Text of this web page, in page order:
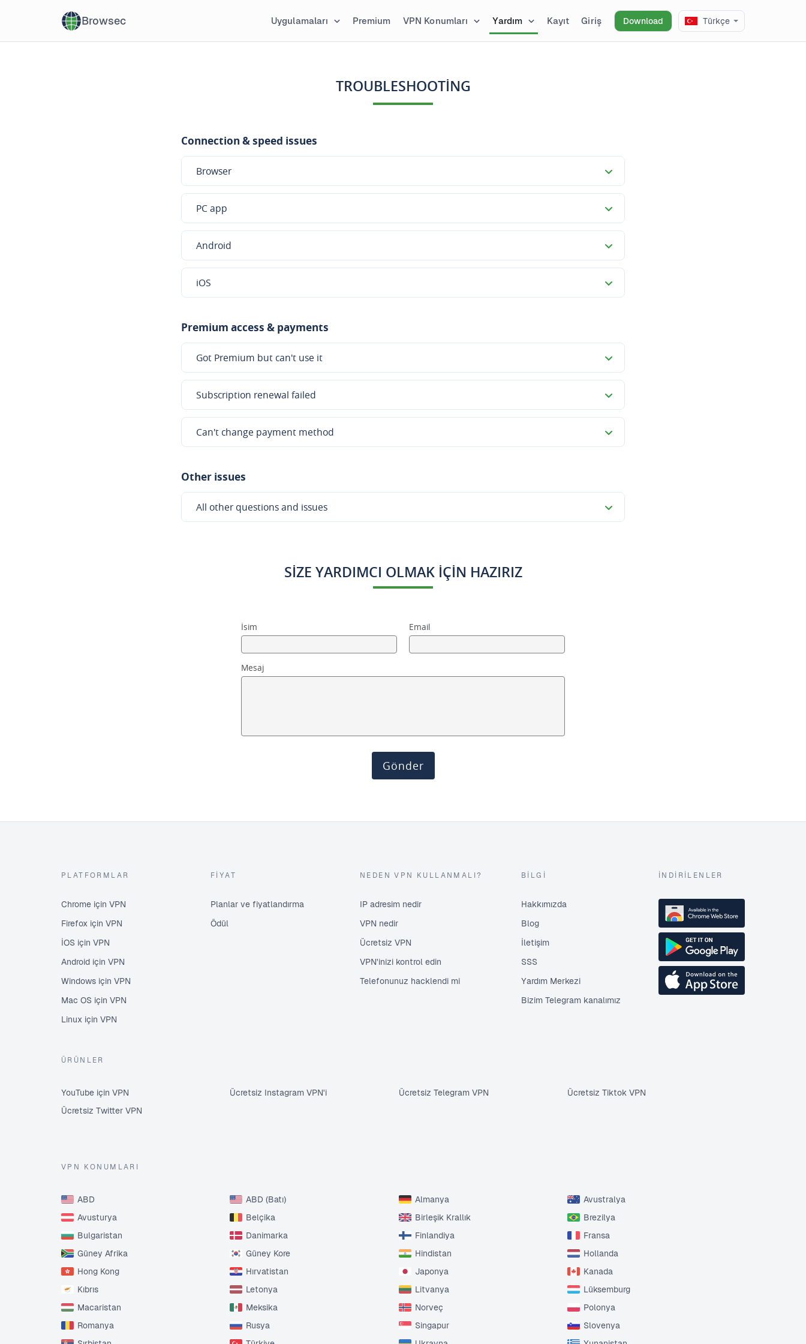
Browsec Uygulamaları Premium VPN Konumları Yardım Kayıt Giriş Download Türkçe
TROUBLESHOOTING
Connection & speed issues
Browser
PC app
Android
iOS
Premium access & payments
Got Premium but can't use it
Subscription renewal failed
Can't change payment method
Other issues
All other questions and issues
SIZE YARDIMCI OLMAK IÇIN HAZIRIZ
İsim Email
Mesaj
Gönder
PLATFORMLAR
Chrome için VPN
Firefox için VPN
İOS için VPN
Android için VPN
Windows için VPN
Mac OS için VPN
Linux için VPN
FIYAT
Planlar ve fiyatlandırma
Ödül
NEDEN VPN KULLANMALI?
IP adresim nedir
VPN nedir
Ücretsiz VPN
VPN'inizi kontrol edin
Telefonunuz hacklendi mi
BILGI
Hakkımızda
Blog
İletişim
SSS
Yardım Merkezi
Bizim Telegram kanalımız
İNDIRILENLER
ÜRÜNLER
YouTube için VPN Ücretsiz Instagram VPN'i Ücretsiz Telegram VPN
Ücretsiz Tiktok VPN
Ücretsiz Twitter VPN
VPN KONUMLARI
ABD ABD (Batı) Almanya
Avustralya
Avusturya
Belçika Birleşik Krallık
Brezilya
Bulgaristan
Danimarka Finlandiya
Fransa
Güney Afrika
Güney Kore Hindistan
Hollanda
Hong Kong
Hırvatistan Japonya
Kanada
Kıbrıs
Letonya Litvanya
Lüksemburg
Macaristan
Meksika Norveç
Polonya
Romanya
Rusya Singapur
Slovenya